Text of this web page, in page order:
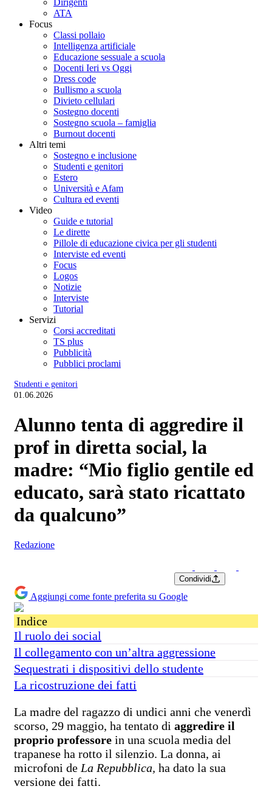
ATA
Focus
Classi pollaio
Intelligenza artificiale
Educazione sessuale a scuola
Docenti Ieri vs Oggi
Dress code
Bullismo a scuola
Divieto cellulari
Sostegno docenti
Sostegno scuola – famiglia
Burnout docenti
Altri temi
Sostegno e inclusione
Studenti e genitori
Estero
Università e Afam
Cultura ed eventi
Video
Guide e tutorial
Le dirette
Pillole di educazione civica per gli studenti
Interviste ed eventi
Focus
Logos
Notizie
Interviste
Tutorial
Servizi
Corsi accreditati
TS plus
Pubblicità
Pubblici proclami
Studenti e genitori
01.06.2026
Alunno tenta di aggredire il
prof in diretta social, la
madre: “Mio figlio gentile ed
educato, sarà stato ricattato
da qualcuno”
Redazione
Condividi
Aggiungi come fonte preferita su Google
Indice
Il ruolo dei social
Il collegamento con un’altra aggressione
Sequestrati i dispositivi dello studente
La ricostruzione dei fatti
La madre del ragazzo di undici anni che venerdì
scorso, 29 maggio, ha tentato di aggredire il
proprio professore in una scuola media del
trapanese ha rotto il silenzio. La donna, ai
microfoni de La Repubblica, ha dato la sua
versione dei fatti.